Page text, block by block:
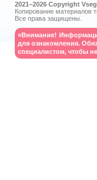
2021–2026 Copyright
Копирование материалов
Все права защищены.
«Внимание!
для ознакомления.
специалистом, чтобы